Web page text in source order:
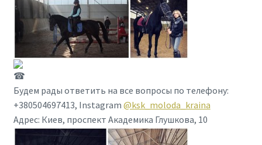
Будем рады ответить на все вопросы по телефону:
+380504697413, Instagram @ksk_moloda_kraina
Адрес: Киев, проспект Академика Глушкова, 10